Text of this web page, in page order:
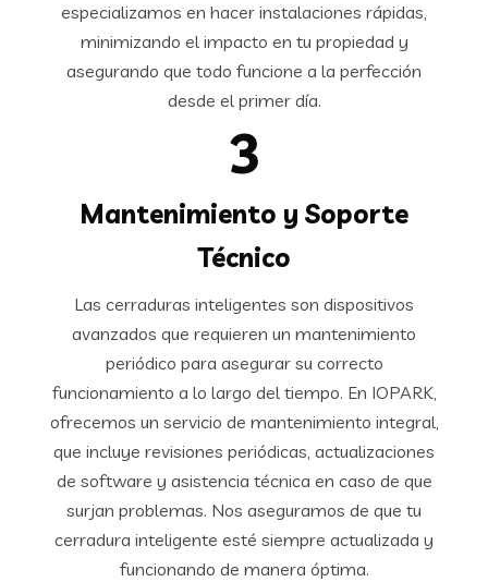
especializamos en hacer instalaciones rápidas,
minimizando el impacto en tu propiedad y
asegurando que todo funcione a la perfección
desde el primer día.
3
Mantenimiento y Soporte
Técnico
Las cerraduras inteligentes son dispositivos
avanzados que requieren un mantenimiento
periódico para asegurar su correcto
funcionamiento a lo largo del tiempo. En IOPARK,
ofrecemos un servicio de mantenimiento integral,
que incluye revisiones periódicas, actualizaciones
de software y asistencia técnica en caso de que
surjan problemas. Nos aseguramos de que tu
cerradura inteligente esté siempre actualizada y
funcionando de manera óptima.